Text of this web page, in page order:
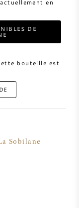
en
DE
bouteille est
Sobilane